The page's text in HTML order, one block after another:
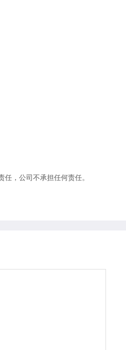
，公司不承担任何责任。